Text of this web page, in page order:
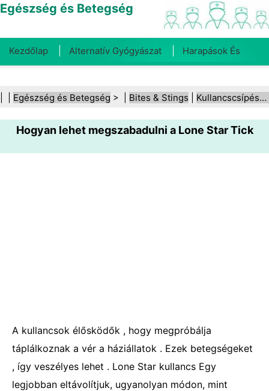
Egészség és Betegség
Kezdőlap Alternatív Gyógyászat Harapások És
Fogegészség Diéta És Táplálkozás Családi
Egészség Egészségügyi Ágazat Mentális Egészség
Közegészségügy És Biztonság Sebészet És
Egészség és Betegség > | Bites & Stings Kullancscsípések
Hogyan lehet megszabadulni a Lone Star Tick
A kullancsok élősködők , hogy megpróbálja
táplálkoznak a vér a háziállatok . Ezek betegségeket
, így veszélyes lehet . Lone Star kullancs Egy
legjobban eltávolítjuk, ugyanolyan módon, mint